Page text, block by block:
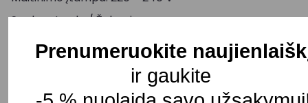
Spalva: Juoda / Žalvario
Atsparumo klasė: IP20
Pristatymo terminas: 15 – 30 d. d.
Prenumeruokite
ir gaukite